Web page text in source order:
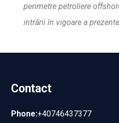
perimetre petroliere
intrării în vigoare a
Contact
Phone:+40746437377